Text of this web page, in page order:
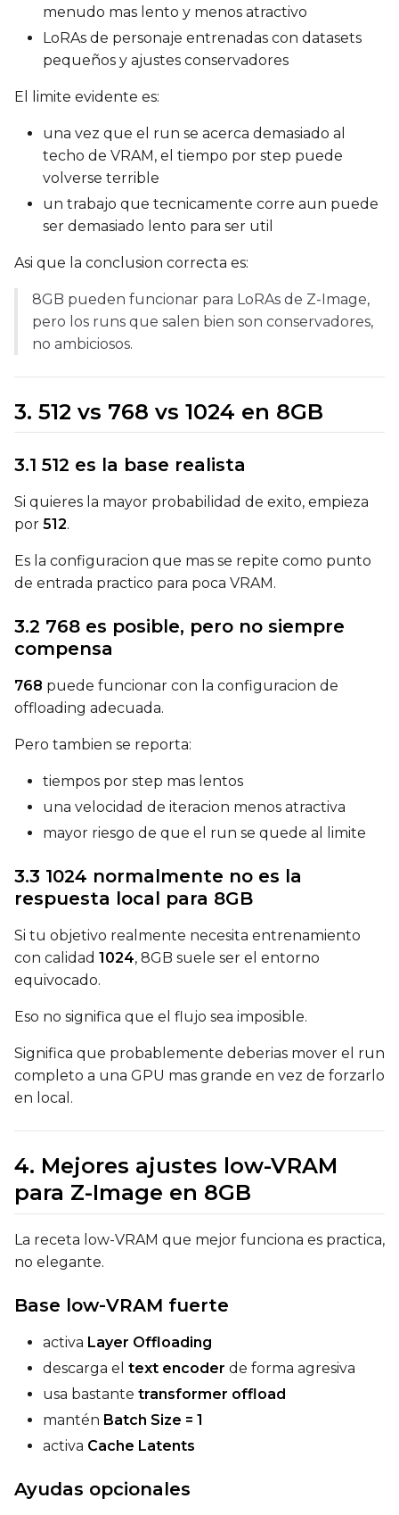
DATASETS
You have no
Target Dataset
Select...
LoRA Weight
Num Repeats
Default Caption
ToggleCache Latents
Cache Latents
Flipping
Resolutions
Toggle256
256
Toggle 512
Toggle768
768
SAMPLE
FlowMatch
Guidance Scale
Sample Steps
Width
menudo mas lento y menos atractivo
LoRAs de personaje entrenadas con datasets
pequeños y ajustes conservadores
El limite evidente es:
una vez que el run se acerca demasiado al
techo de VRAM, el tiempo por step puede
volverse terrible
un trabajo que tecnicamente corre aun puede
ser demasiado lento para ser util
Asi que la conclusion correcta es:
8GB pueden funcionar para LoRAs de Z-Image,
pero los runs que salen bien son conservadores,
no ambiciosos.
3. 512 vs 768 vs 1024 en 8GB
3.1 512 es la base realista
Si quieres la mayor probabilidad de exito, empieza
por 512.
Es la configuracion que mas se repite como punto
de entrada practico para poca VRAM.
3.2 768 es posible, pero no siempre
compensa
768 puede funcionar con la configuracion de
offloading adecuada.
Pero tambien se reporta:
tiempos por step mas lentos
una velocidad de iteracion menos atractiva
mayor riesgo de que el run se quede al limite
3.3 1024 normalmente no es la
respuesta local para 8GB
Si tu objetivo realmente necesita entrenamiento
con calidad 1024, 8GB suele ser el entorno
equivocado.
Eso no significa que el flujo sea imposible.
Significa que probablemente deberias mover el run
completo a una GPU mas grande en vez de forzarlo
en local.
4. Mejores ajustes low-VRAM
para Z-Image en 8GB
La receta low-VRAM que mejor funciona es practica,
no elegante.
Base low-VRAM fuerte
activa Layer Offloading
descarga el text encoder de forma agresiva
usa bastante transformer offload
mantén Batch Size = 1
activa Cache Latents
Ayudas opcionales